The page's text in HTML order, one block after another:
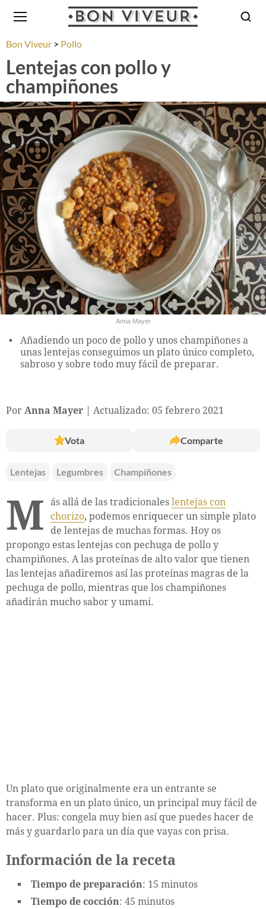
Bon Viveur Pollo
Lentejas con pollo y
champiñones
Anna Mayer
Añadiendo un poco de pollo y unos champiñones a
unas lentejas conseguimos un plato único completo,
sabroso y sobre todo muy fácil de preparar.
Por Anna Mayer Actualizado: 05 febrero 2021
Vota Comparte
Lentejas Legumbres Champiñones
M ás allá de las tradicionales lentejas con
chorizo, podemos enriquecer un simple plato
de lentejas de muchas formas. Hoy os
propongo estas lentejas con pechuga de pollo y
champiñones. A las proteínas de alto valor que tienen
las lentejas añadiremos así las proteínas magras de la
pechuga de pollo, mientras que los champiñones
añadirán mucho sabor y umami.
Un plato que originalmente era un entrante se
transforma en un plato único, un principal muy fácil de
hacer. Plus: congela muy bien así que puedes hacer de
más y guardarlo para un día que vayas con prisa.
Información de la receta
Tiempo de preparación: 15 minutos
Tiempo de cocción: 45 minutos